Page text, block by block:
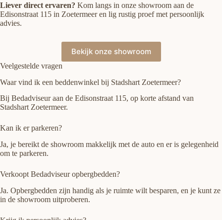
Liever direct ervaren? Kom langs in onze showroom aan de
Edisonstraat 115 in Zoetermeer en lig rustig proef met persoonlijk
advies.
Bekijk onze showroom
Veelgestelde vragen
Waar vind ik een beddenwinkel bij Stadshart Zoetermeer?
Bij Bedadviseur aan de Edisonstraat 115, op korte afstand van
Stadshart Zoetermeer.
Kan ik er parkeren?
Ja, je bereikt de showroom makkelijk met de auto en er is gelegenheid
om te parkeren.
Verkoopt Bedadviseur opbergbedden?
Ja. Opbergbedden zijn handig als je ruimte wilt besparen, en je kunt ze
in de showroom uitproberen.